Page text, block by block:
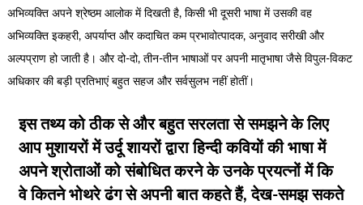
अभिव्यक्ति अपने श्रेष्ठम आलोक में दिखती है, किसी भी दूसरी भाषा में उसकी वह
अभिव्यक्ति इकहरी, अपर्याप्त और कदाचित कम प्रभावोत्पादक, अनुवाद सरीखी और
अल्पप्राण हो जाती है। और दो-दो, तीन-तीन भाषाओं पर अपनी मातृभाषा जैसे विपुल-विकट
अधिकार की बड़ी प्रतिभाएं बहुत सहज और सर्वसुलभ नहीं होतीं।
इस तथ्य को ठीक से और बहुत सरलता से समझने के लिए
आप मुशायरों में उर्दू शायरों द्वारा हिन्दी कवियों की भाषा में
अपने श्रोताओं को संबोधित करने के उनके प्रयत्नों में कि
वे कितने भोथरे ढंग से अपनी बात कहते हैं, देख-समझ सकते